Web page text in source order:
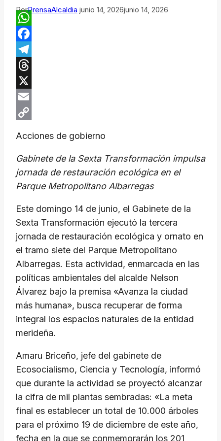
PorPrensaAlcaldia junio 14, 2026junio 14, 2026
WhatsApp
Facebook
Telegram
Threads
X
Email
Acciones de gobierno
Gabinete de la Sexta Transformación impulsa
jornada de restauración ecológica en el
Parque Metropolitano Albarregas
Este domingo 14 de junio, el Gabinete de la
Sexta Transformación ejecutó la tercera
jornada de restauración ecológica y ornato en
el tramo siete del Parque Metropolitano
Albarregas. Esta actividad, enmarcada en las
políticas ambientales del alcalde Nelson
Álvarez bajo la premisa «Avanza la ciudad
más humana», busca recuperar de forma
integral los espacios naturales de la entidad
merideña.
Amaru Briceño, jefe del gabinete de
Ecosocialismo, Ciencia y Tecnología, informó
que durante la actividad se proyectó alcanzar
la cifra de mil plantas sembradas: «La meta
final es establecer un total de 10.000 árboles
para el próximo 19 de diciembre de este año,
fecha en la que se conmemorarán los 201